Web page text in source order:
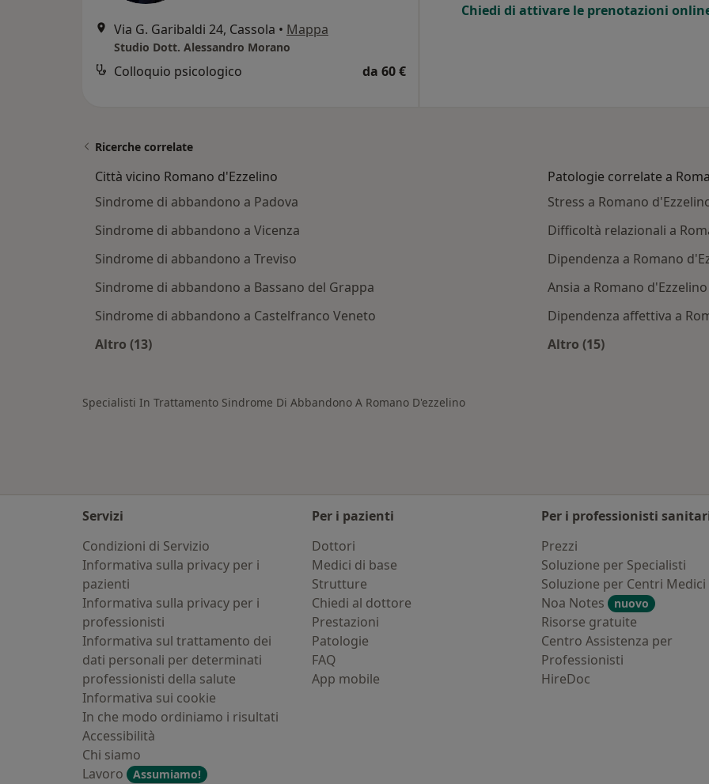
Via G. Garibaldi 24, Cassola • Mappa
Studio Dott. Alessandro Morano
Colloquio psicologico da 60 €
Chiedi di attivare le prenotazioni
Ricerche correlate
Città vicino Romano d'Ezzelino
Sindrome di abbandono a Padova
Sindrome di abbandono a Vicenza
Sindrome di abbandono a Treviso
Sindrome di abbandono a Bassano del Grappa
Sindrome di abbandono a Castelfranco Veneto
Altro (13)
Patologie correlate a
Stress a Romano
Difficoltà relazionali a
Dipendenza a Romano
Ansia a Romano d'Ezzelino
Dipendenza affettiva a
Altro (15)
Specialisti In Trattamento Sindrome Di Abbandono A Romano D'ezzelino
Servizi
Condizioni di Servizio
Informativa sulla privacy per i
pazienti
Informativa sulla privacy per i
professionisti
Informativa sul trattamento dei
dati personali per determinati
professionisti della salute
Informativa sui cookie
In che modo ordiniamo i risultati
Accessibilità
Chi siamo
Lavoro
Assumiamo!
Per i pazienti
Dottori
Medici di base
Strutture
Chiedi al dottore
Prestazioni
Patologie
FAQ
App mobile
Per i professionisti
Prezzi
Soluzione per Specialisti
Soluzione per Centri Medici
Noa Notes
nuovo
Risorse gratuite
Centro Assistenza per
Professionisti
HireDoc